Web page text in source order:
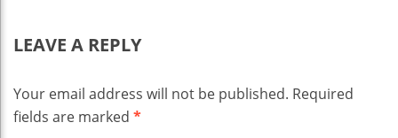
LEAVE A REPLY
Your email address will not be published. Required
fields are marked *